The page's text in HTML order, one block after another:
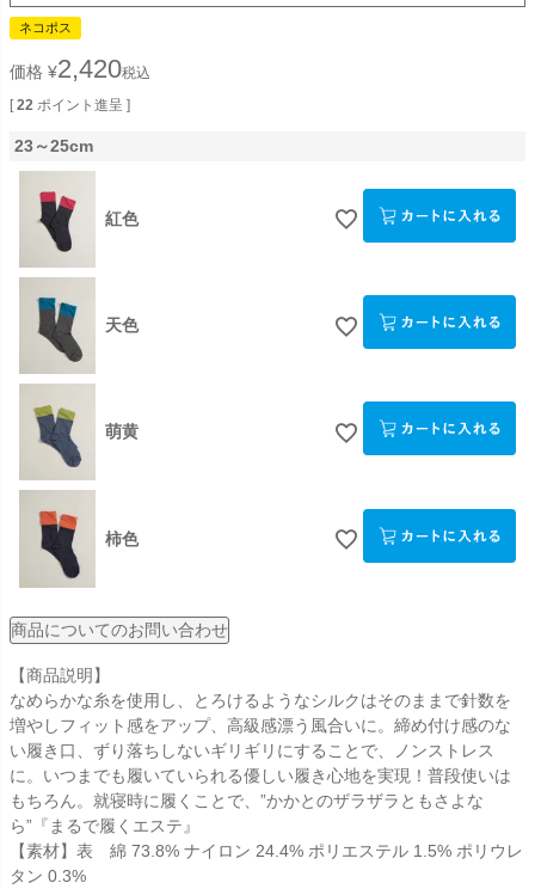
ネコポス
価格 ¥2,420税込
[ 22 ポイント進呈 ]
23～25cm
紅色
天色
萌黄
柿色
商品についてのお問い合わせ
【商品説明】
なめらかな糸を使用し、とろけるようなシルクはそのままで針数を
増やしフィット感をアップ、高級感漂う風合いに。締め付け感のな
い履き口、ずり落ちしないギリギリにすることで、ノンストレス
に。いつまでも履いていられる優しい履き心地を実現！普段使いは
もちろん。就寝時に履くことで、”かかとのザラザラともさよな
ら”『まるで履くエステ』
【素材】表 綿 73.8% ナイロン 24.4% ポリエステル 1.5% ポリウレ
タン 0.3%